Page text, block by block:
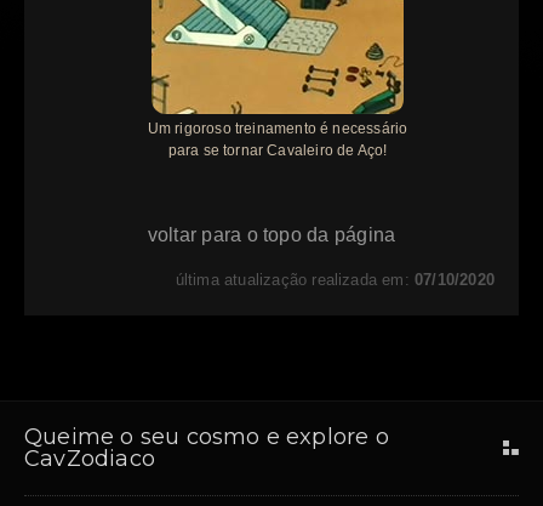
Um rigoroso treinamento é necessário
para se tornar Cavaleiro de Aço!
voltar para o topo da página
última atualização realizada em:07/10/2020
Queime o seu cosmo e explore o
CavZodiaco